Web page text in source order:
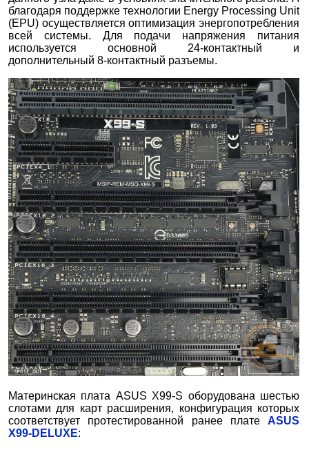
благодаря поддержке технологии Energy Processing Unit
(EPU) осуществляется оптимизация энергопотребления
всей системы. Для подачи напряжения питания
используется основной 24-контактный и
дополнительный 8-контактный разъемы.
Материнская плата ASUS X99-S оборудована шестью
слотами для карт расширения, конфигурация которых
соответствует протестированной ранее платеASUS
X99-DELUXE: